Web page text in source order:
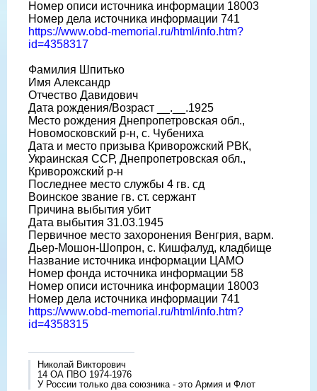
Номер описи источника информации 18003
Номер дела источника информации 741
https://www.obd-memorial.ru/html/info.htm?
id=4358317
Фамилия Шпитько
Имя Александр
Отчество Давидович
Дата рождения/Возраст __.__.1925
Место рождения Днепропетровская обл.,
Новомосковский р-н, с. Чубениха
Дата и место призыва Криворожский РВК,
Украинская ССР, Днепропетровская обл.,
Криворожский р-н
Последнее место службы 4 гв. сд
Воинское звание гв. ст. сержант
Причина выбытия убит
Дата выбытия 31.03.1945
Первичное место захоронения Венгрия, варм.
Дьер-Мошон-Шопрон, с. Кишфалуд, кладбище
Название источника информации ЦАМО
Номер фонда источника информации 58
Номер описи источника информации 18003
Номер дела источника информации 741
https://www.obd-memorial.ru/html/info.htm?
id=4358315
Николай Викторович
14 ОА ПВО 1974-1976
У России только два союзника - это Армия и Флот